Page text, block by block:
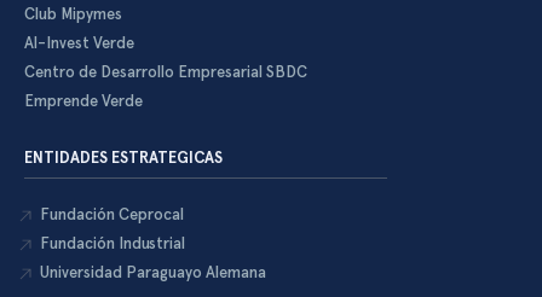
Club Mipymes
Al-Invest Verde
Centro de Desarrollo Empresarial SBDC
Emprende Verde
ENTIDADES ESTRATEGICAS
Fundación Ceprocal
Fundación Industrial
Universidad Paraguayo Alemana